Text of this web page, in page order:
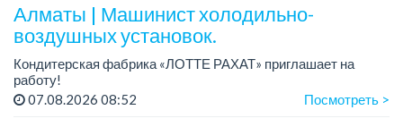
Алматы | Машинист холодильно-
воздушных установок.
Кондитерская фабрика «ЛОТТЕ РАХАТ» приглашает на
работу!
Зарплата: от 293 099 до 390 328 тенге.
07.08.2026 08:52 Посмотреть >